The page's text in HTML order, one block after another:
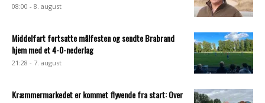
08:00 - 8. august
Middelfart fortsatte målfesten og sendte Brabrand
hjem med et 4-0-nederlag
21:28 - 7. august
Kræmmermarkedet er kommet flyvende fra start: Over